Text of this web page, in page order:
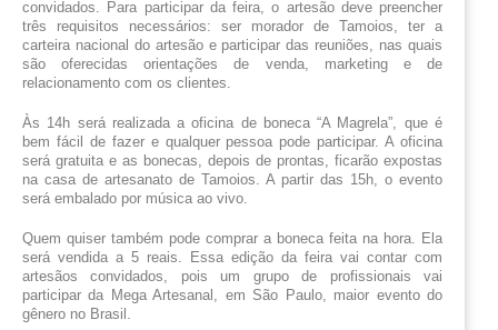
convidados. Para participar da feira, o artesão deve preencher
três requisitos necessários: ser morador de Tamoios, ter a
carteira nacional do artesão e participar das reuniões, nas quais
são oferecidas orientações de venda, marketing e de
relacionamento com os clientes.
Às 14h será realizada a oficina de boneca “A Magrela”, que é
bem fácil de fazer e qualquer pessoa pode participar. A oficina
será gratuita e as bonecas, depois de prontas, ficarão expostas
na casa de artesanato de Tamoios. A partir das 15h, o evento
será embalado por música ao vivo.
Quem quiser também pode comprar a boneca feita na hora. Ela
será vendida a 5 reais. Essa edição da feira vai contar com
artesãos convidados, pois um grupo de profissionais vai
participar da Mega Artesanal, em São Paulo, maior evento do
gênero no Brasil.